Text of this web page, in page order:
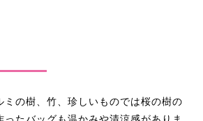
ミの樹、竹、珍しいものでは桜の樹の